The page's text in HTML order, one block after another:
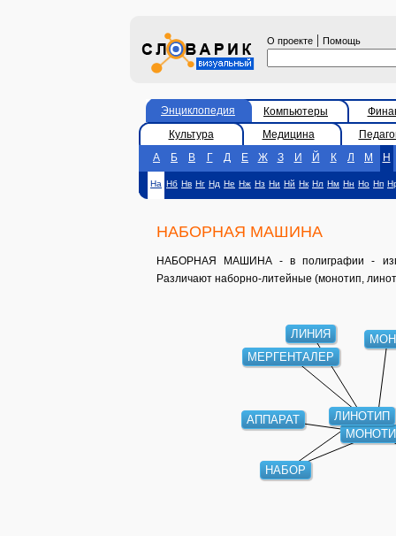
О проекте | Помощь
Энциклопедия Компьютеры
Культура
Медицина
А
Б В Г Д Е Ж З И Й К Л М Н
На Нб Нв Нг Нд Не Нж Нз Ни Нй Нк Нл Нм Нн Но Нп
НАБОРНАЯ МАШИНА
НАБОРНАЯ МАШИНА - в полиграфии -
Различают наборно-литейные (монотип,
ЛИНОТИП
НАБОР
АППАРАТ
МЕРГЕНТАЛЕР
ЛИНИЯ